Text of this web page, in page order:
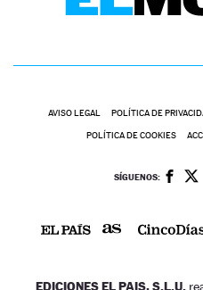
AVISO LEGAL POLÍTICA DE
POLÍTICA DE COOKIES
SÍGUENOS:
EDICIONES EL PAIS, S.L.U.